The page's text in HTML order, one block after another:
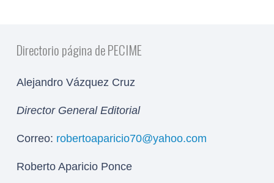
Directorio página de PECIME
Alejandro Vázquez Cruz
Director General Editorial
Correo: robertoaparicio70@yahoo.com
Roberto Aparicio Ponce